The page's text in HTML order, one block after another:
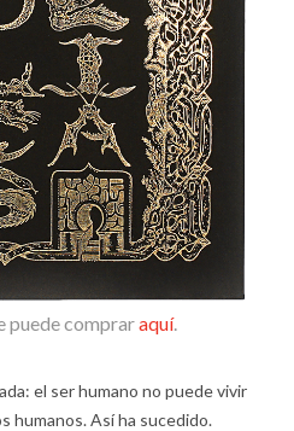
puede compraraquí.
el ser humano no puede vivir
humanos. Así ha sucedido.